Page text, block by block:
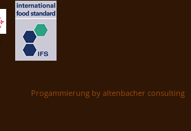
Progammierung by altenbacher consulting